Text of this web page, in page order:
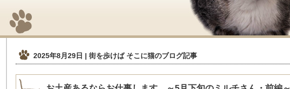
2025年8月29日 | 街を歩けば そこに猫のブログ記事